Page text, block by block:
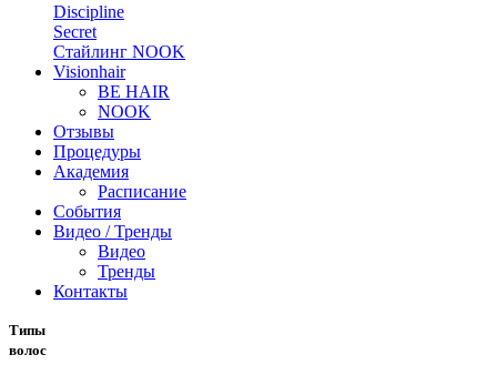
Discipline
Secret
Стайлинг NOOK
Visionhair
BE HAIR
NOOK
Отзывы
Процедуры
Академия
Расписание
События
Видео / Тренды
Видео
Тренды
Контакты
Типы
волос